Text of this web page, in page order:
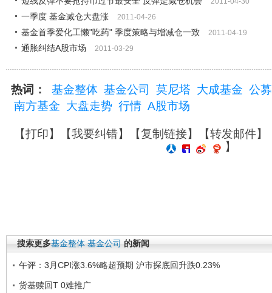
一季度 基金减仓大盘涨 2011-04-26
基金首季爱化工懒"吃药" 季度策略与增减仓一致 2011-04-19
通胀纠结A股市场 2011-03-29
热词： 基金整体 基金公司 莫尼塔 大成基金 公
南方基金 大盘走势 行情 A股市场
【打印】【我要纠错】【复制链接】【转发邮件】
】
搜索更多基金整体 基金公司 的新闻
午评：3月CPI涨3.6%略超预期 沪市探底回升跌0.23%
货基赎回T 0难推广